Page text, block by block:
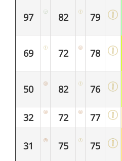
79
82
97
78
72
69
76
82
50
77
72
32
75
75
31